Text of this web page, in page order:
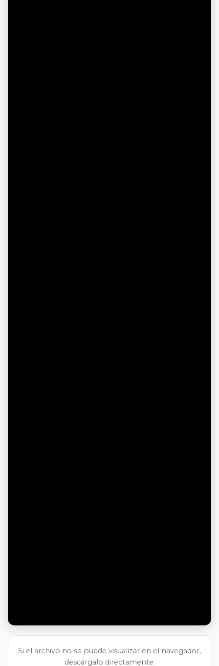
Si el archivo no se puede visualizar en el navegador,
descárgalo directamente: